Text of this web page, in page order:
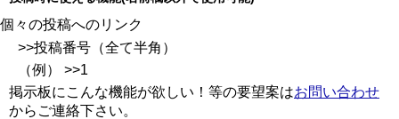
個々の投稿へのリンク
>>投稿番号（全て半角）
（例） >>1
掲示板にこんな機能が欲しい！等の要望案はお問い合わせ
からご連絡下さい。